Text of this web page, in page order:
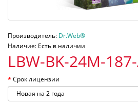
Производитель: Dr.Web®
Наличие: Есть в наличии
LBW-BK-24M-
Срок лицензии